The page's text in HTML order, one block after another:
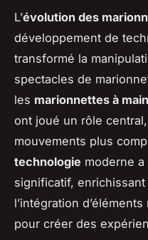
L’évolution des
développement de
transformé la
spectacles de
les marionnettes à main
ont joué un rôle
mouvements plus
technologie moderne
significatif,
l’intégration
pour créer des